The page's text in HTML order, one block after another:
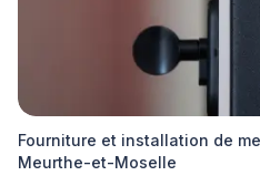
Fourniture et installation de
Meurthe-et-Moselle